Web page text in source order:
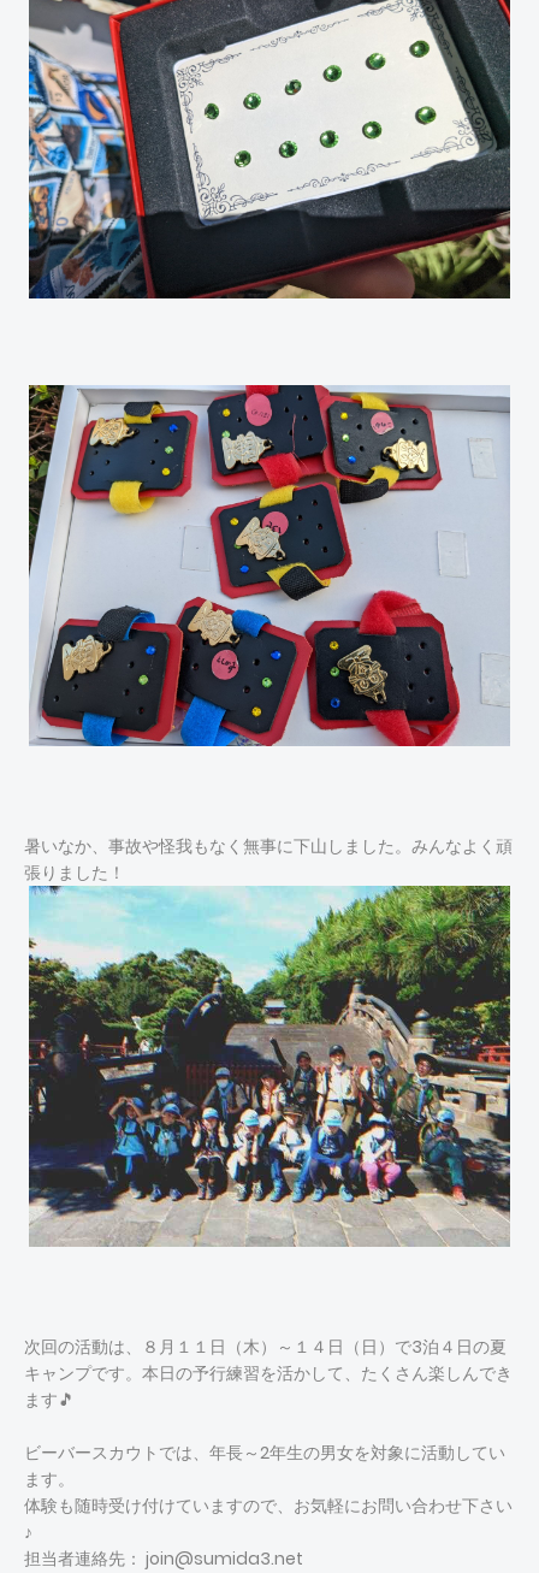
暑いなか、事故や怪我もなく無事に下山しました。みんなよく頑
張りました！
次回の活動は、８月１１日（木）～１４日（日）で3泊４日の夏
キャンプです。本日の予行練習を活かして、たくさん楽しんでき
ます🎵
ビーバースカウトでは、年長～2年生の男女を対象に活動してい
ます。
体験も随時受け付けていますので、お気軽にお問い合わせ下さい
♪
担当者連絡先： join@sumida3.net